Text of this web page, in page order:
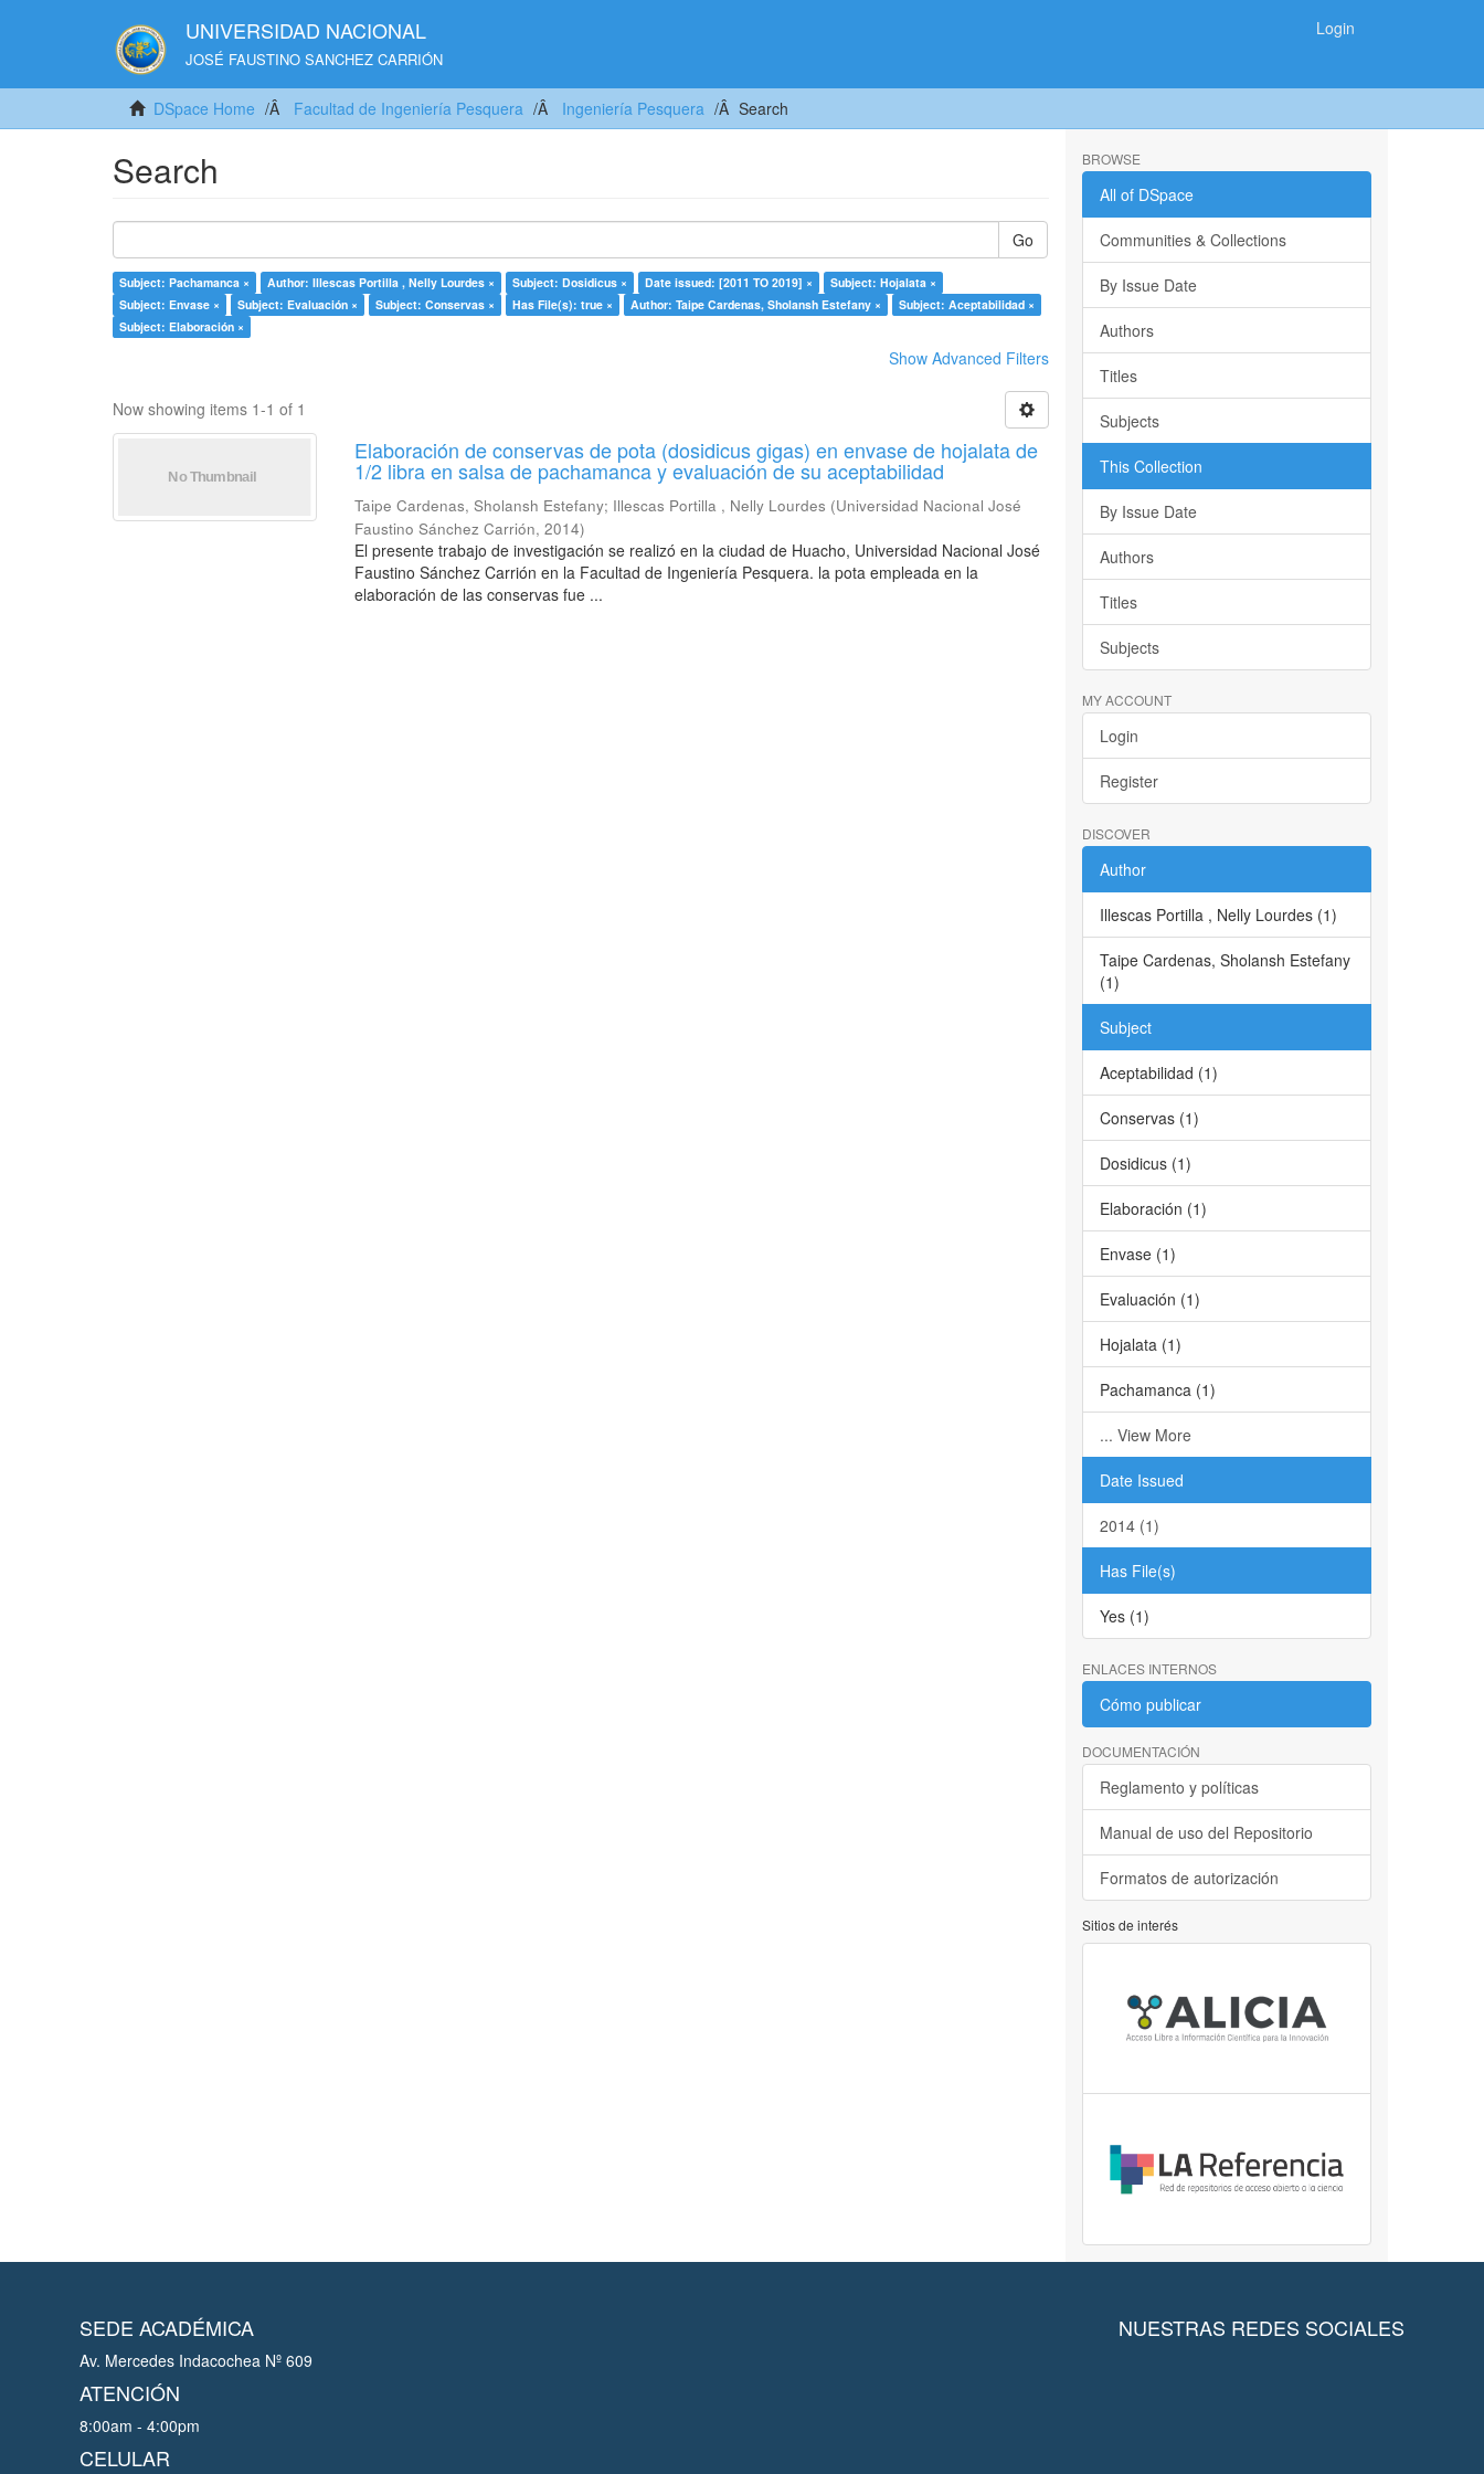
UNIVERSIDAD NACIONAL
JOSÉ FAUSTINO SANCHEZ CARRIÓN
Login
DSpace Home Facultad de Ingeniería Pesquera Ingeniería Pesquera Search
Search
Go
Subject: Pachamanca × Author: Illescas Portilla , Nelly Lourdes × Subject: Dosidicus × Date issued: [2011 TO 2019] ×
Subject: Hojalata ×
Subject: Envase ×
Subject: Evaluación × Subject: Conservas × Has File(s): true × Author: Taipe Cardenas, Sholansh Estefany ×
Subject: Aceptabilidad ×
Subject: Elaboración ×
Show Advanced Filters
Now showing items 1-1 of 1
Elaboración de conservas de pota (dosidicus gigas) en envase de hojalata de
1/2 libra en salsa de pachamanca y evaluación de su aceptabilidad
Taipe Cardenas, Sholansh Estefany; Illescas Portilla , Nelly Lourdes (Universidad Nacional José
Faustino Sánchez Carrión,2014)
El presente trabajo de investigación se realizó en la ciudad de Huacho, Universidad Nacional José
Faustino Sánchez Carrión en la Facultad de Ingeniería Pesquera. la pota empleada en la
elaboración de las conservas fue ...
BROWSE
All of DSpace
Communities & Collections
By Issue Date
Authors
Titles
Subjects
This Collection
By Issue Date
Authors
Titles
Subjects
MY ACCOUNT
Login
Register
DISCOVER
Author
Illescas Portilla , Nelly Lourdes (1)
Taipe Cardenas, Sholansh Estefany
(1)
Subject
Aceptabilidad (1)
Conservas (1)
Dosidicus (1)
Elaboración (1)
Envase (1)
Evaluación (1)
Hojalata (1)
Pachamanca (1)
... View More
Date Issued
2014 (1)
Has File(s)
Yes (1)
ENLACES INTERNOS
Cómo publicar
DOCUMENTACIÓN
Reglamento y políticas
Manual de uso del Repositorio
Formatos de autorización
Sitios de interés
SEDE ACADÉMICA
Av. Mercedes Indacochea Nº 609
ATENCIÓN
8:00am - 4:00pm
CELULAR
NUESTRAS REDES SOCIALES